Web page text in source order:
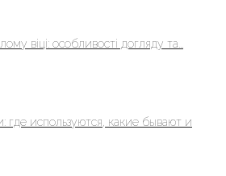
віці: особливості догляду та...
где используются, какие бывают и